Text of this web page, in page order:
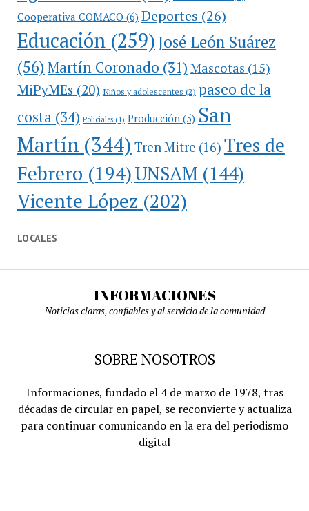
Cooperativa COMACO(6) Deportes (26)
Educación(259)José León Suárez
(56)Martín Coronado (31) Mascotas (15)
MiPyMEs (20) Niños y adolescentes (2) paseo de la
costa(34) Policiales(1) Producción(5) San
Martín(344) Tren Mitre (16) Tres de
Febrero (194)UNSAM (144)
Vicente López (202)
LOCALES
INFORMACIONES
Noticias claras, confiables y al servicio de la comunidad
SOBRE NOSOTROS
Informaciones, fundado el 4 de marzo de 1978, tras
décadas de circular en papel, se reconvierte y actualiza
para continuar comunicando en la era del periodismo
digital